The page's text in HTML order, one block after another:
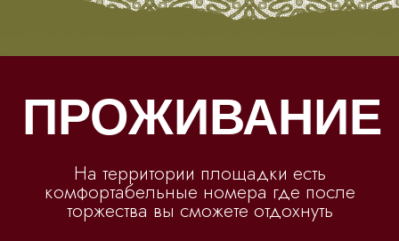
Если у вас будут какие-то вопросы,
пожелания, сюрпризы, или нужна помощь
с нашим организатором
MAX
+7 (918) 44-209-20